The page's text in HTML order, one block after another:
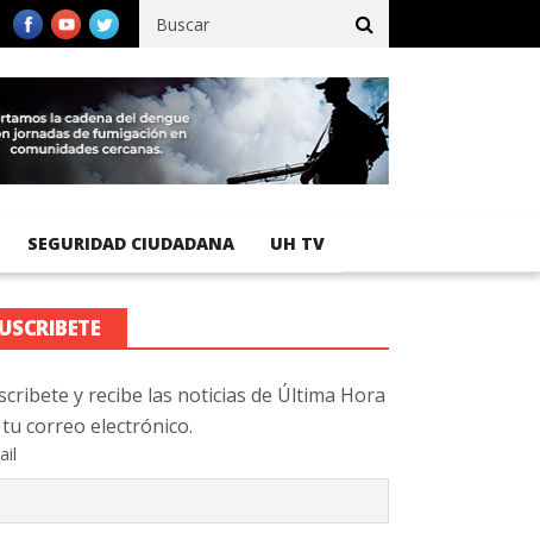
registra 92 % de avance en obras de terracería
SEGURIDAD CIUDADANA UH TV
y recibe las noticias de Última Hora
correo electrónico.